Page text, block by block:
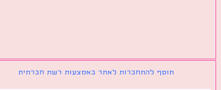
תוסף להתחברות לאתר באמצעות רשת חברתית